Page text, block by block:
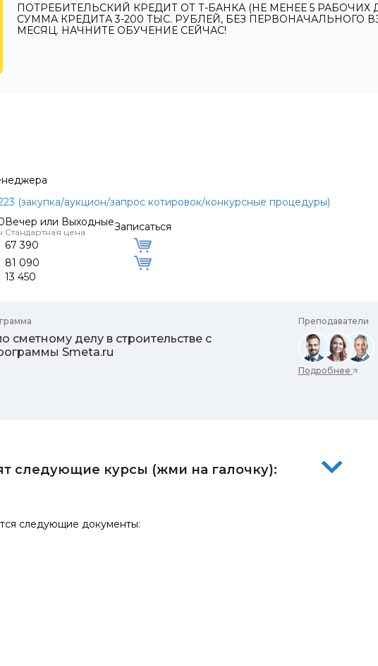
ПОТРЕБИТЕЛЬСКИЙ КРЕДИТ ОТ Т-БАНКА (НЕ МЕНЕЕ 5 РАБОЧИХ
СУММА КРЕДИТА 3-200 ТЫС. РУБЛЕЙ, БЕЗ ПЕРВОНАЧАЛЬНОГО
МЕСЯЦ. НАЧНИТЕ ОБУЧЕНИЕ СЕЙЧАС!
(закупка/аукцион/запрос котировок/конкурсные процедуры)
Вечер или Выходные
Стандартная цена
Записаться
67 390
81 090
13 450
сметному делу в строительстве с
Smeta.ru
Преподаватели
Подробнее
следующие курсы (жми на галочку):
следующие документы: